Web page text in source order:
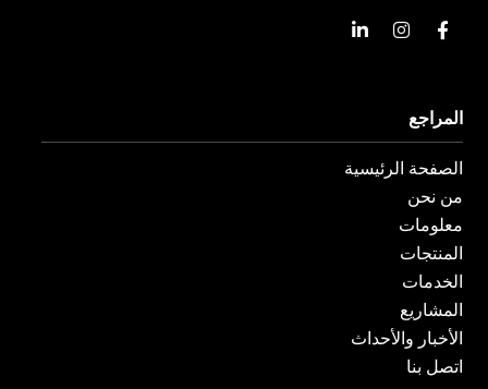
ا
ل
ب
و
ك
-
و
ا
ن
ا
م
ي
ف
المراجع
الصفحة الرئيسية
من نحن
معلومات
المنتجات
الخدمات
المشاريع
الأخبار والأحداث
اتصل بنا